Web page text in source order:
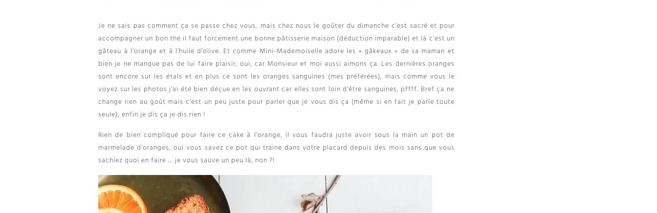
Je ne sais pas comment ça se passe chez vous, mais chez nous le goûter du dimanche c’est sacré et pour
accompagner un bon thé il faut forcement une bonne pâtisserie maison (déduction imparable) et là c’est un
gâteau à l’orange et à l’huile d’olive. Et comme Mini-Mademoiselle adore les « gâkeaux » de sa maman et
bien je ne manque pas de lui faire plaisir, oui, car Monsieur et moi aussi aimons ça. Les dernières oranges
sont encore sur les étals et en plus ce sont les oranges sanguines (mes préférées), mais comme vous le
voyez sur les photos j’ai été bien déçue en les ouvrant car elles sont loin d’être sanguines, pffff. Bref ça ne
change rien au goût mais c’est un peu juste pour parler que je vous dis ça (même si en fait je parle toute
seule), enfin je dis ça je dis rien !
Rien de bien compliqué pour faire ce cake à l’orange, il vous faudra juste avoir sous la main un pot de
marmelade d’oranges, oui vous savez ce pot qui traine dans votre placard depuis des mois sans que vous
sachiez quoi en faire … je vous sauve un peu là, non ?!